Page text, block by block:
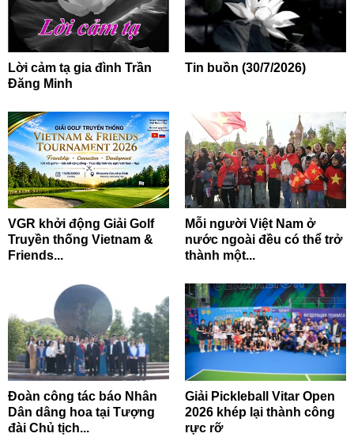
Lời cảm tạ gia đình Trần
Đăng Minh
Tin buồn (30/7/2026)
VGR khởi động Giải Golf
Truyền thống Vietnam &
Friends...
Mỗi người Việt Nam ở
nước ngoài đều có thể trở
thành một...
Đoàn công tác báo Nhân
Dân dâng hoa tại Tượng
đài Chủ tịch...
Giải Pickleball Vitar Open
2026 khép lại thành công
rực rỡ